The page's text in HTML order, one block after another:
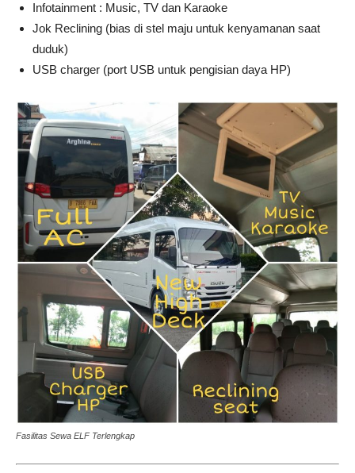
Infotainment : Music, TV dan Karaoke
Jok Reclining (bias di stel maju untuk kenyamanan saat
duduk)
USB charger (port USB untuk pengisian daya HP)
Fasilitas Sewa ELF Terlengkap